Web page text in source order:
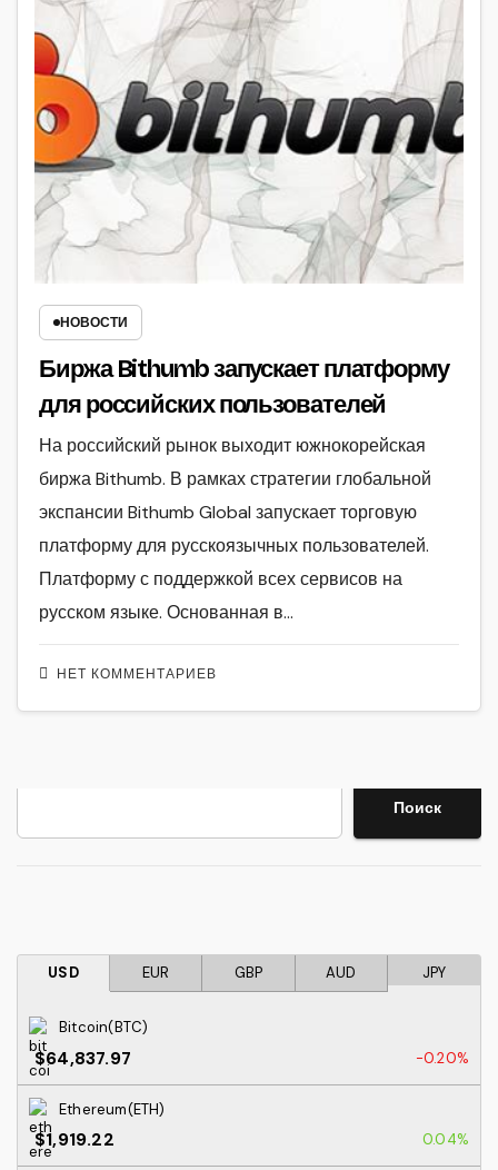
НОВОСТИ
Биржа Bithumb запускает платформу
для российских пользователей
НЕТ КОММЕНТАРИЕВ
На российский рынок выходит южнокорейская
биржа Bithumb. В рамках стратегии глобальной
экспансии Bithumb Global запускает торговую
платформу для русскоязычных пользователей.
Платформу с поддержкой всех сервисов на
русском языке. Основанная в…
Поиск
USD EUR GBP AUD JPY
Bitcoin(BTC)
$64,837.97 -0.20%
Ethereum(ETH)
$1,919.22 0.04%